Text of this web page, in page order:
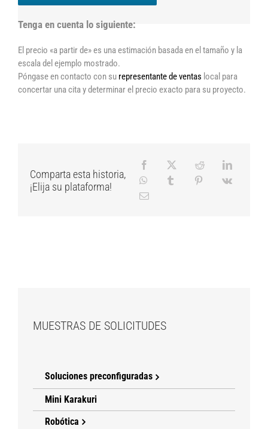
Tenga en cuenta lo siguiente:
El precio «a partir de» es una estimación basada en el tamaño y la
escala del ejemplo mostrado.
Póngase en contacto con su representante de ventas local para
concertar una cita y determinar el precio exacto para su proyecto.
Comparta esta historia,
¡Elija su plataforma!
MUESTRAS DE SOLICITUDES
Soluciones preconfiguradas
Mini Karakuri
Robótica